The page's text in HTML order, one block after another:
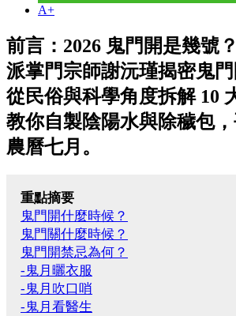
A+
前言：2026 鬼門開是幾號
派掌門宗師謝沅瑾揭密鬼
從民俗與科學角度拆解 10
教你自製陰陽水與除穢包
農曆七月。
重點摘要
鬼門開什麼時候？
鬼門關什麼時候？
鬼門開禁忌為何？
-鬼月曬衣服
-鬼月吹口哨
-鬼月看醫生